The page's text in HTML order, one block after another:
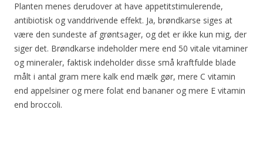
Planten menes derudover at have appetitstimulerende,
antibiotisk og vanddrivende effekt. Ja, brøndkarse siges at
være den sundeste af grøntsager, og det er ikke kun mig, der
siger det. Brøndkarse indeholder mere end 50 vitale vitaminer
og mineraler, faktisk indeholder disse små kraftfulde blade
målt i antal gram mere kalk end mælk gør, mere C vitamin
end appelsiner og mere folat end bananer og mere E vitamin
end broccoli.